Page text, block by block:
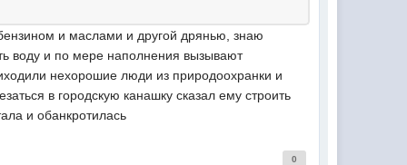
и маслами и другой дрянью, знаю
воду и по мере наполнения вызывают
нехорошие люди из природоохранки и
в городскую канашку сказал ему строить
и обанкротилась
0